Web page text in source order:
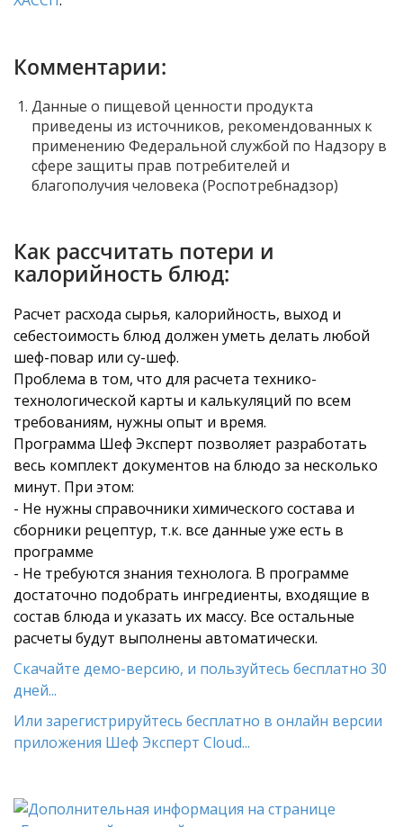
Комментарии:
Данные о пищевой ценности продукта
приведены из источников, рекомендованных к
применению Федеральной службой по Надзору в
сфере защиты прав потребителей и
благополучия человека (Роспотребнадзор)
Как рассчитать потери и
калорийность блюд:
Расчет расхода сырья, калорийность, выход и
себестоимость блюд должен уметь делать любой
шеф-повар или су-шеф.
Проблема в том, что для расчета технико-
технологической карты и калькуляций по всем
требованиям, нужны опыт и время.
Программа Шеф Эксперт позволяет разработать
весь комплект документов на блюдо за несколько
минут. При этом:
- Не нужны справочники химического состава и
сборники рецептур, т.к. все данные уже есть в
программе
- Не требуются знания технолога. В программе
достаточно подобрать ингредиенты, входящие в
состав блюда и указать их массу. Все остальные
расчеты будут выполнены автоматически.
Скачайте демо-версию, и пользуйтесь бесплатно 30
дней...
Или зарегистрируйтесь бесплатно в онлайн версии
приложения Шеф Эксперт Cloud...